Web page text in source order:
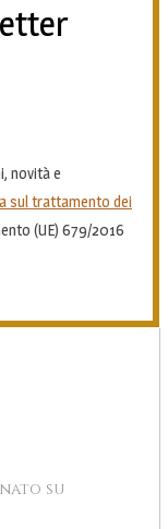
novità e
sul trattamento dei
(UE) 679/2016
su